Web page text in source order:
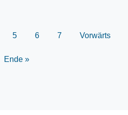
5 6 7 Vorwärts
Ende »